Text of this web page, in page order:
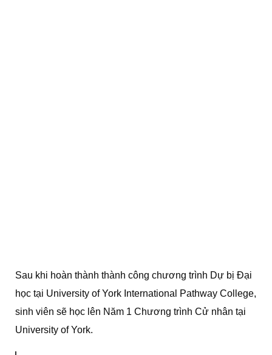
Sau khi hoàn thành thành công chương trình Dự bị Đại
học tại University of York International Pathway College,
sinh viên sẽ học lên Năm 1 Chương trình Cử nhân tại
University of York.